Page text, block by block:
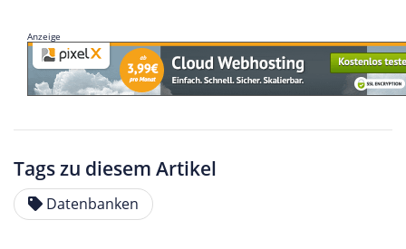
Anzeige
Tags zu diesem Artikel
Datenbanken